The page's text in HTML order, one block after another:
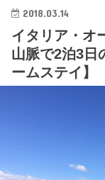
2018.03.14
イタリア・オ
山脈で2泊3日
ームステイ】